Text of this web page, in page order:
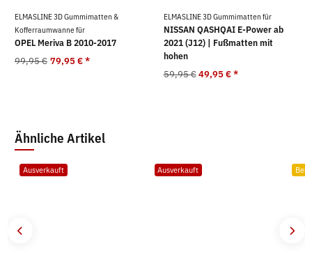
ELMASLINE 3D Gummimatten &
Kofferraumwanne für
OPEL Meriva B 2010-2017
99,95 € 79,95 €*
ELMASLINE 3D Gummimatten für
NISSAN QASHQAI E-Power ab
2021 (J12) | Fußmatten mit
hohen
59,95 € 49,95 €*
Ähnliche Artikel
Ausverkauft Ausverkauft